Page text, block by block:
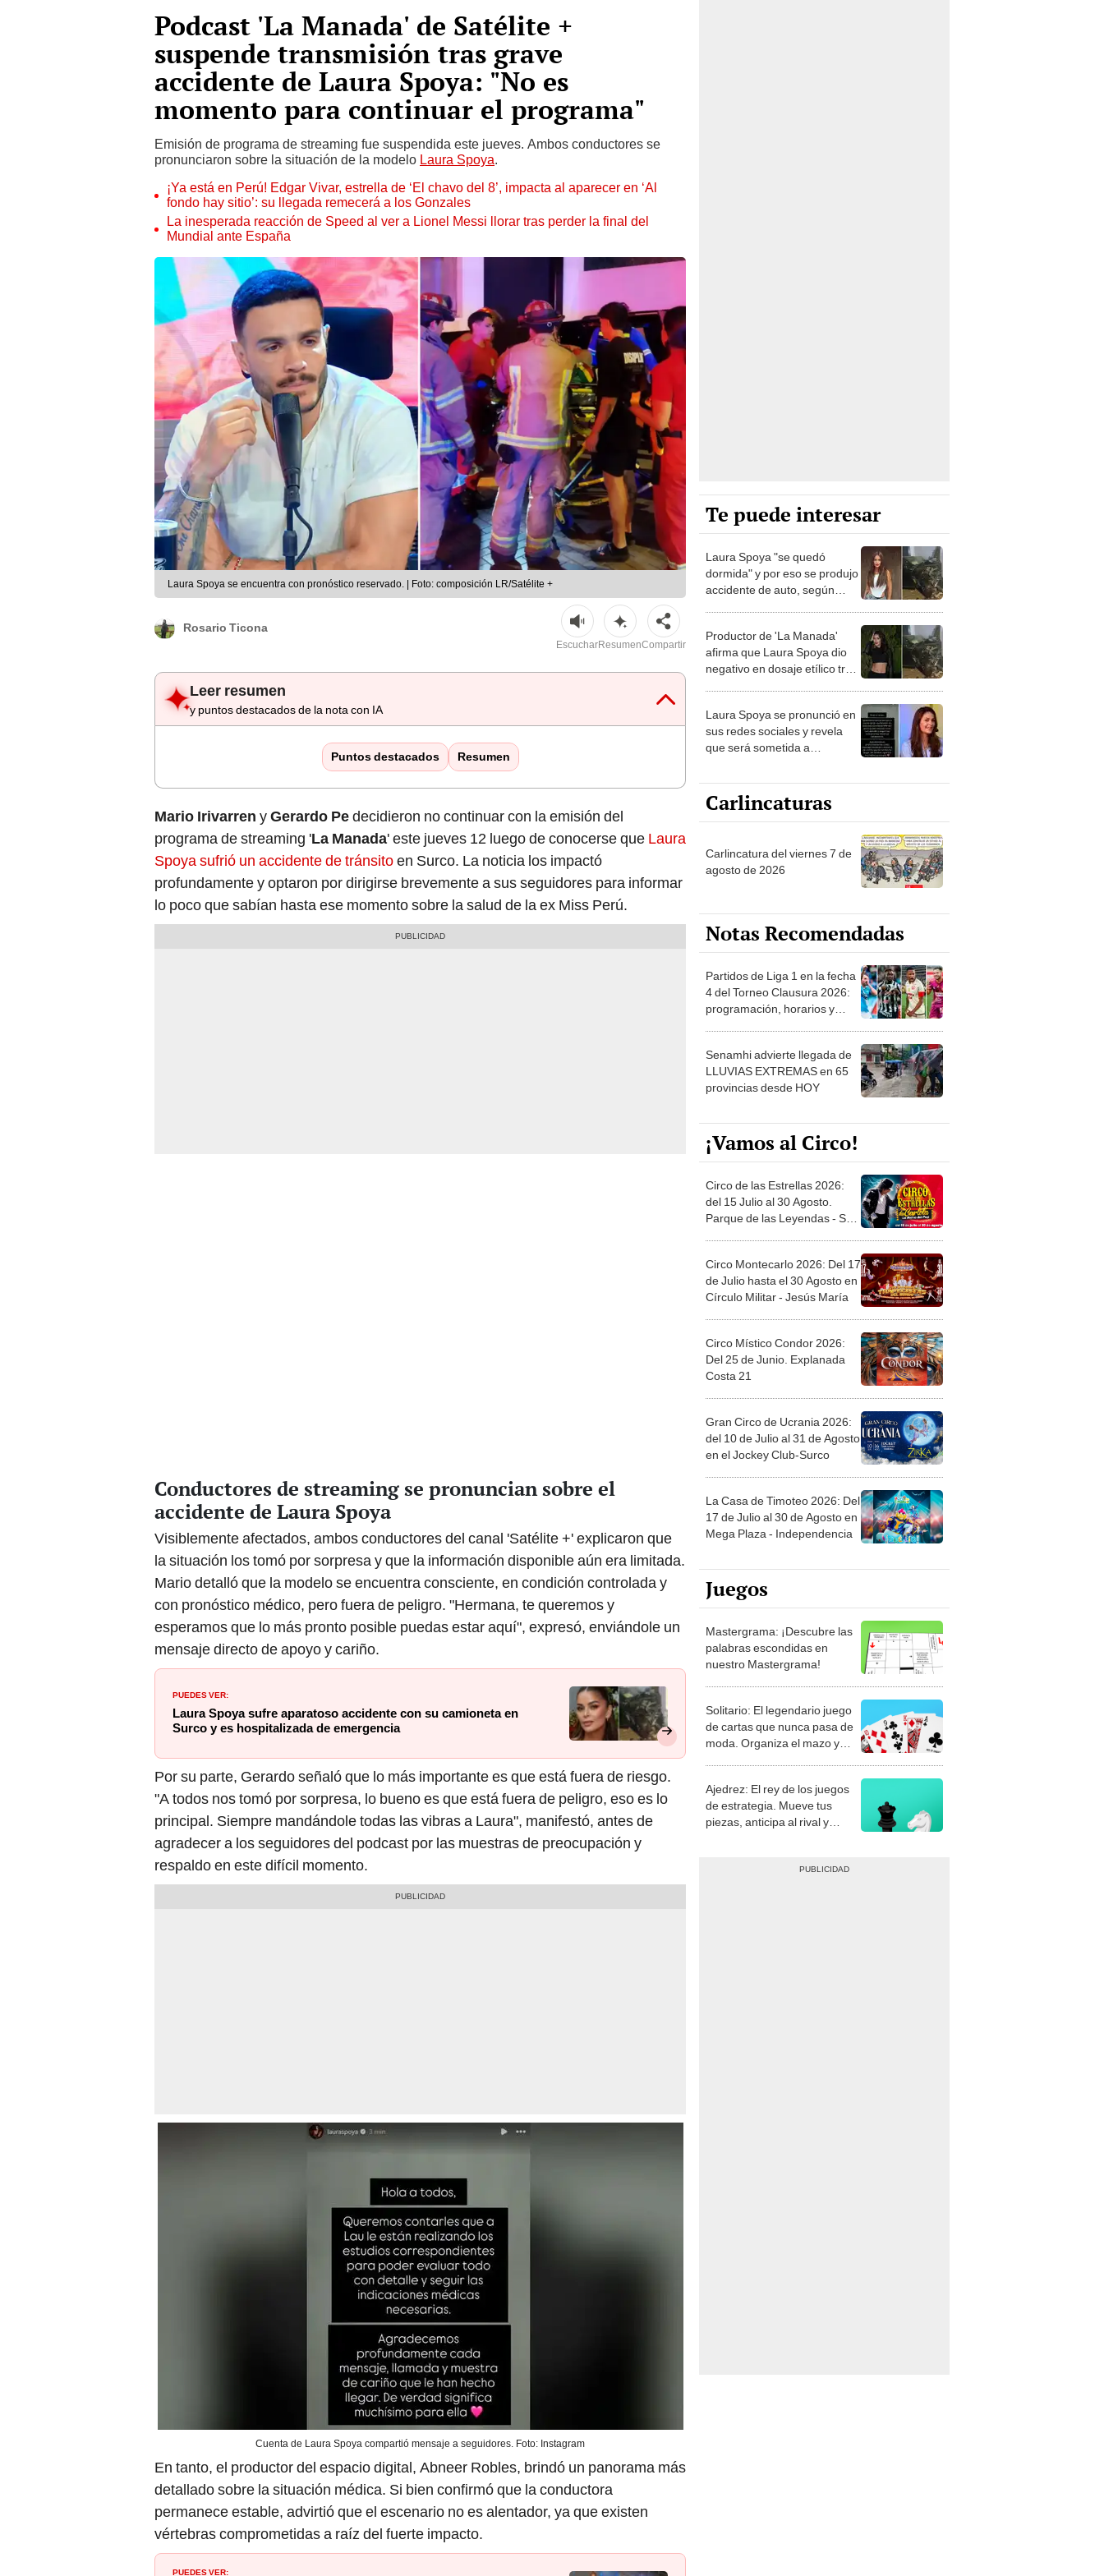
Podcast 'La Manada' de Satélite +
suspende transmisión tras grave
accidente de Laura Spoya: "No es
momento para continuar el programa"
Emisión de programa de streaming fue suspendida este jueves. Ambos conductores se
pronunciaron sobre la situación de la modelo Laura Spoya.
¡Ya está en Perú! Edgar Vivar, estrella de ‘El chavo del 8’, impacta al aparecer en ‘Al
fondo hay sitio’: su llegada remecerá a los Gonzales
La inesperada reacción de Speed al ver a Lionel Messi llorar tras perder la final del
Mundial ante España
Laura Spoya se encuentra con pronóstico reservado. | Foto: composición LR/Satélite +
Rosario Ticona
EscucharResumenCompartir
Leer resumen
y puntos destacados de la nota con IA
Puntos destacados Resumen
Mario Irivarren yGerardo Pedecidieron no continuar con la emisión del
programa de streaming 'La Manada' este jueves 12 luego de conocerse que Laura
Spoya sufrió un accidente de tránsitoen Surco. La noticia los impactó
profundamente y optaron por dirigirse brevemente a sus seguidores para informar
lo poco que sabían hasta ese momento sobre la salud de la ex Miss Perú.
Conductores de streaming se pronuncian sobre el
accidente de Laura Spoya
Visiblemente afectados, ambos conductores del canal 'Satélite +' explicaron que
la situación los tomó por sorpresa y que la información disponible aún era limitada.
Mario detalló que la modelo se encuentra consciente, en condición controlada y
con pronóstico médico, pero fuera de peligro. "Hermana, te queremos y
esperamos que lo más pronto posible puedas estar aquí", expresó, enviándole un
mensaje directo de apoyo y cariño.
PUEDES VER:
Laura Spoya sufre aparatoso accidente con su camioneta en
Surco y es hospitalizada de emergencia
Por su parte, Gerardo señaló que lo más importante es que está fuera de riesgo.
"A todos nos tomó por sorpresa, lo bueno es que está fuera de peligro, eso es lo
principal. Siempre mandándole todas las vibras a Laura", manifestó, antes de
agradecer a los seguidores del podcast por las muestras de preocupación y
respaldo en este difícil momento.
Cuenta de Laura Spoya compartió mensaje a seguidores. Foto: Instagram
En tanto, el productor del espacio digital, Abneer Robles, brindó un panorama más
detallado sobre la situación médica. Si bien confirmó que la conductora
permanece estable, advirtió que el escenario no es alentador, ya que existen
vértebras comprometidas a raíz del fuerte impacto.
PUEDES VER:
Te puede interesar
Laura Spoya "se quedó
dormida" y por eso se produjo
accidente de auto, según
Productor de 'La Manada'
afirma que Laura Spoya dio
negativo en dosaje etílico tras
Laura Spoya se pronunció en
sus redes sociales y revela
que será sometida a
accidente en Surco
Carlincaturas
Carlincatura del viernes 7 de
agosto de 2026
Notas Recomendadas
Partidos de Liga 1 en la fecha
4 del Torneo Clausura 2026:
programación, horarios y
Senamhi advierte llegada de
LLUVIAS EXTREMAS en 65
provincias desde HOY
¡Vamos al Circo!
Circo de las Estrellas 2026:
del 15 Julio al 30 Agosto.
Parque de las Leyendas - San
Circo Montecarlo 2026: Del 17
de Julio hasta el 30 Agosto en
Círculo Militar - Jesús María
Circo Místico Condor 2026:
Del 25 de Junio. Explanada
Costa 21
Gran Circo de Ucrania 2026:
del 10 de Julio al 31 de Agosto
en el Jockey Club-Surco
La Casa de Timoteo 2026: Del
17 de Julio al 30 de Agosto en
Mega Plaza - Independencia
Juegos
Mastergrama: ¡Descubre las
palabras escondidas en
nuestro Mastergrama!
Solitario: El legendario juego
de cartas que nunca pasa de
moda. Organiza el mazo y
Ajedrez: El rey de los juegos
de estrategia. Mueve tus
piezas, anticipa al rival y